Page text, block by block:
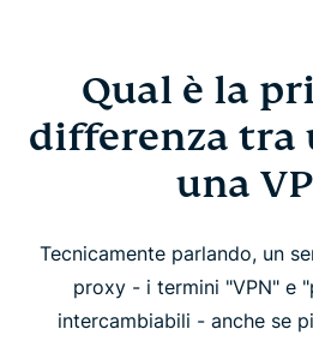
Qual è la
differenza tra
una
Tecnicamente parlando, un
proxy - i termini "VPN" e
intercambiabili - anche se